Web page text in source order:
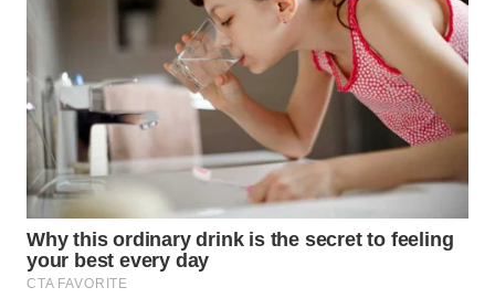
WN
BOROBUDUR
WN
MADURA
WN
SURABAYA